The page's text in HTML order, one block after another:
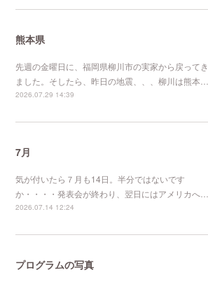
熊本県
先週の金曜日に、福岡県柳川市の実家から戻ってき
ました。そしたら、昨日の地震、、、柳川は熊本…
2026.07.29 14:39
7月
気が付いたら７月も14日。半分ではないです
か・・・・発表会が終わり、翌日にはアメリカへ…
2026.07.14 12:24
プログラムの写真